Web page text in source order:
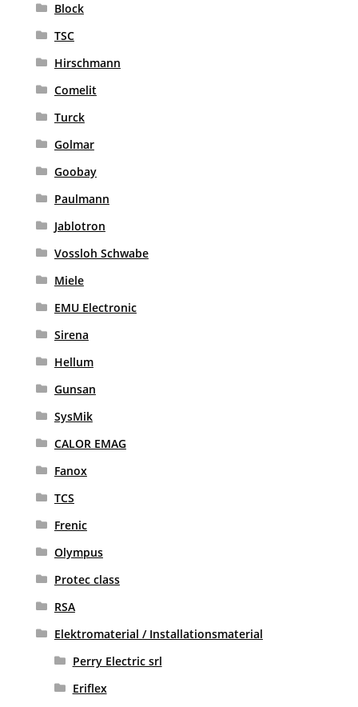
Block
TSC
Hirschmann
Comelit
Turck
Golmar
Goobay
Paulmann
Jablotron
Vossloh Schwabe
Miele
EMU Electronic
Sirena
Hellum
Gunsan
SysMik
CALOR EMAG
Fanox
TCS
Frenic
Olympus
Protec class
RSA
Elektromaterial / Installationsmaterial
Perry Electric srl
Eriflex